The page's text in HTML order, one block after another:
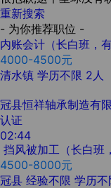
重新搜索
- 为你推荐职位 -
内账会计（长白班，
4000-4500元
清水镇 学历不限 2人
冠县恒祥轴承制造有
认证
02:44
挡风被加工（长白班
4500-8000元
冠县 经验不限 学历不